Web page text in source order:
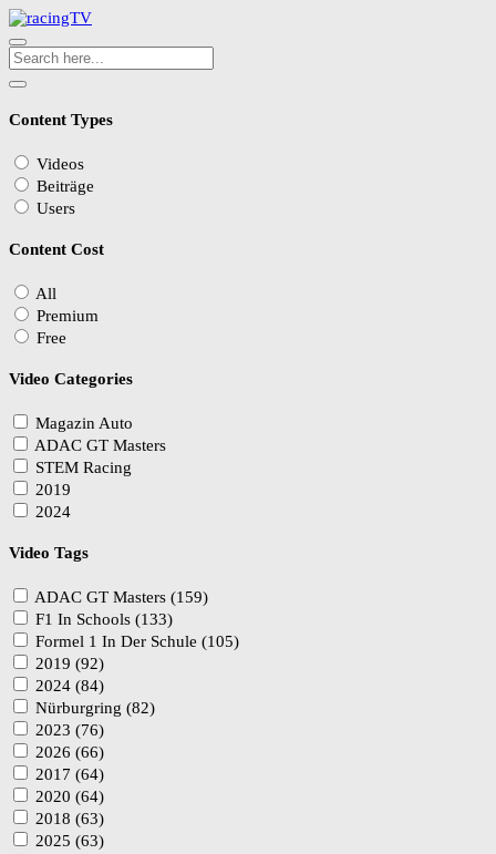
Content Types
Videos
Beiträge
Users
Content Cost
All
Premium
Free
Video Categories
Magazin Auto
ADAC GT Masters
STEM Racing
2019
2024
Video Tags
ADAC GT Masters (159)
F1 In Schools (133)
Formel 1 In Der Schule (105)
2019 (92)
2024 (84)
Nürburgring (82)
2023 (76)
2026 (66)
2017 (64)
2020 (64)
2018 (63)
2025 (63)